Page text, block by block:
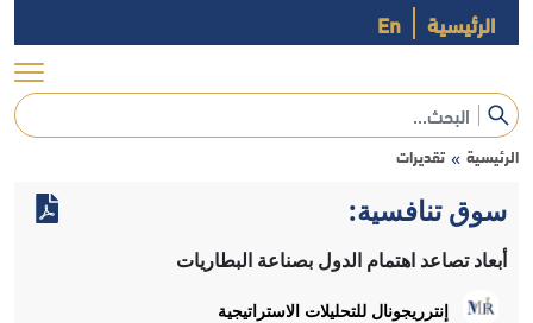
الرئيسية En
الرئيسية » تقديرات
سوق تنافسية:
أبعاد تصاعد اهتمام الدول بصناعة البطاريات
إنترريجونال للتحليلات الاستراتيجية